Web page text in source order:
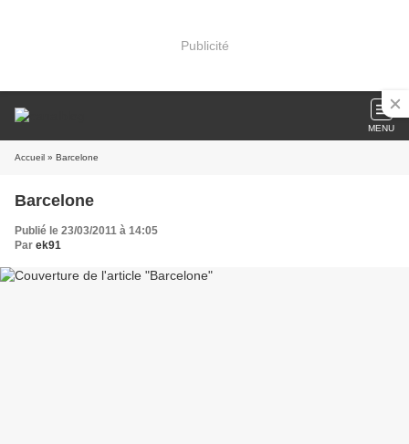
Publicité
MENU
Accueil » Barcelone
Barcelone
Publié le 23/03/2011 à 14:05
Par ek91